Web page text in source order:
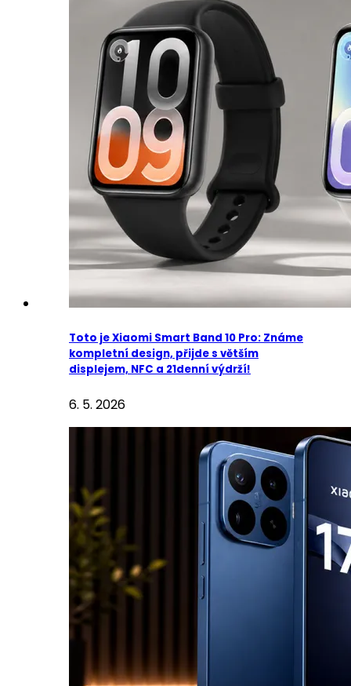
Toto je Xiaomi Smart Band 10 Pro: Známe
kompletní design, přijde s větším
displejem, NFC a 21denní výdrží!
6. 5. 2026